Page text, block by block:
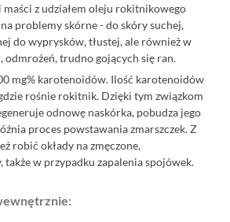
maści z udziałem oleju rokitnikowego
problemy skórne - do skóry suchej,
do wyprysków, tłustej, ale również w
odmrożeń, trudno gojących się ran.
mg% karotenoidów. Ilość karotenoidów
rośnie rokitnik. Dzięki tym związkom
odnowę naskórka, pobudza jego
proces powstawania zmarszczek. Z
robić okłady na zmęczone,
także w przypadku zapalenia spojówek.